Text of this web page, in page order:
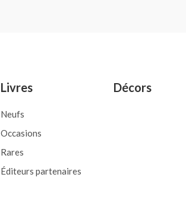
Livres
Neufs
Occasions
Rares
Éditeurs partenaires
Décors